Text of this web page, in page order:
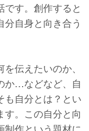
です。創作すると
自身と向き合う
伝えたいのか、
か…などなど、自
も自分とは？とい
す。この自分と向